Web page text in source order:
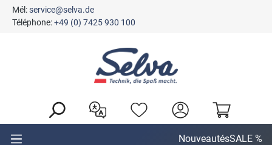
principal
Mél:service@selva.de
Téléphone:+49 (0) 7425 930 100
NouveautésSALE %